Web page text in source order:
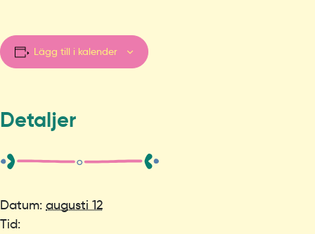
Lägg till i kalender
Detaljer
Datum: augusti 12
Tid: